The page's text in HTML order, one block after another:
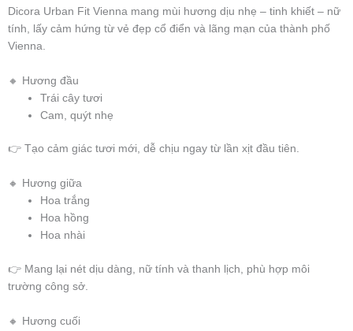
Dicora Urban Fit Vienna mang mùi hương dịu nhẹ – tinh khiết – nữ
tính, lấy cảm hứng từ vẻ đẹp cổ điển và lãng mạn của thành phố
Vienna.
🔸 Hương đầu
Trái cây tươi
Cam, quýt nhẹ
👉 Tạo cảm giác tươi mới, dễ chịu ngay từ lần xịt đầu tiên.
🔸 Hương giữa
Hoa trắng
Hoa hồng
Hoa nhài
👉 Mang lại nét dịu dàng, nữ tính và thanh lịch, phù hợp môi
trường công sở.
🔸 Hương cuối